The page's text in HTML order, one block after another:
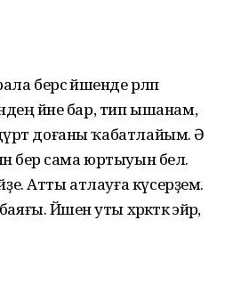
берсә йәшенде әрләп
йәне бар, тип ышанам,
дүрт доғаны ҡабатлайым. Ә
бер сама юртыуын белә.
Атты атлауға күсерҙем.
Йәшен уты хәрәкәткә эйәрә,